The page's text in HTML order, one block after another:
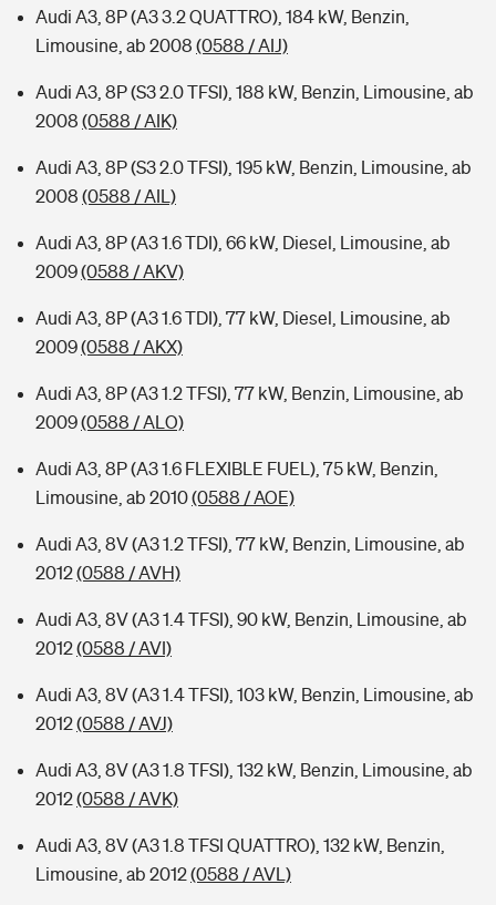
Audi A3, 8P (A3 3.2 QUATTRO), 184 kW, Benzin,
Limousine, ab 2008 (0588 / AIJ)
Audi A3, 8P (S3 2.0 TFSI), 188 kW, Benzin, Limousine, ab
2008 (0588 / AIK)
Audi A3, 8P (S3 2.0 TFSI), 195 kW, Benzin, Limousine, ab
2008 (0588 / AIL)
Audi A3, 8P (A3 1.6 TDI), 66 kW, Diesel, Limousine, ab
2009(0588 / AKV)
Audi A3, 8P (A3 1.6 TDI), 77 kW, Diesel, Limousine, ab
2009(0588 / AKX)
Audi A3, 8P (A3 1.2 TFSI), 77 kW, Benzin, Limousine, ab
2009(0588 / ALO)
Audi A3, 8P (A3 1.6 FLEXIBLE FUEL), 75 kW, Benzin,
Limousine, ab 2010(0588 / AOE)
Audi A3, 8V (A3 1.2 TFSI), 77 kW, Benzin, Limousine, ab
2012(0588 / AVH)
Audi A3, 8V (A3 1.4 TFSI), 90 kW, Benzin, Limousine, ab
2012(0588 / AVI)
Audi A3, 8V (A3 1.4 TFSI), 103 kW, Benzin, Limousine, ab
2012(0588 / AVJ)
Audi A3, 8V (A3 1.8 TFSI), 132 kW, Benzin, Limousine, ab
2012(0588 / AVK)
Audi A3, 8V (A3 1.8 TFSI QUATTRO), 132 kW, Benzin,
Limousine, ab 2012(0588 / AVL)